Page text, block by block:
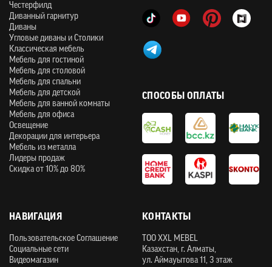
Честерфилд
Диванный гарнитур
Диваны
Угловые диваны и Столики
Классическая мебель
Мебель для гостиной
Мебель для столовой
Мебель для спальни
Мебель для детской
Мебель для ванной комнаты
Мебель для офиса
Освещение
Декорации для интерьера
Мебель из металла
Лидеры продаж
Скидка от 10% до 80%
НАВИГАЦИЯ
Пользовательское Соглашение
Социальные сети
Видеомагазин
СПОСОБЫ ОПЛАТЫ
КОНТАКТЫ
ТOO XXL MEBEL
Казахстан, г. Алматы,
ул. Аймауытова 11, 3 этаж